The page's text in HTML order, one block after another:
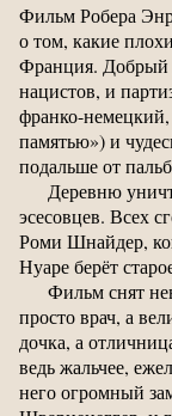
Фильм Робера
о том, какие
Франция. Добрый
нацистов, и
франко-
памятью») и
подальше от
Деревню
эсесовцев. Всех
Роми Шнайдер,
Нуаре берёт
Фильм снят
просто врач, а
дочка, а
ведь жальчее,
него огромный